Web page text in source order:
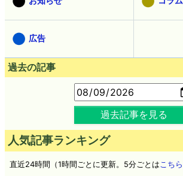
広告
過去の記事
過去記事を見る
人気記事ランキング
直近24時間（1時間ごとに更新。5分ごとはこちら